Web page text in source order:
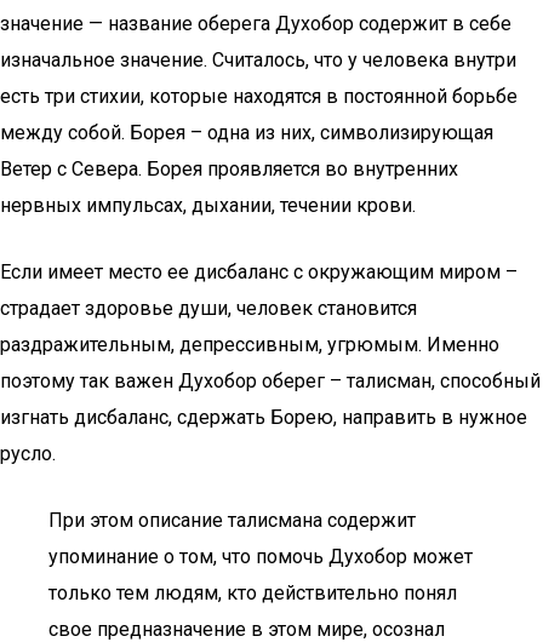
значение — название оберега Духобор содержит в себе
изначальное значение. Считалось, что у человека внутри
есть три стихии, которые находятся в постоянной борьбе
между собой. Борея – одна из них, символизирующая
Ветер с Севера. Борея проявляется во внутренних
нервных импульсах, дыхании, течении крови.
Если имеет место ее дисбаланс с окружающим миром –
страдает здоровье души, человек становится
раздражительным, депрессивным, угрюмым. Именно
поэтому так важен Духобор оберег – талисман, способный
изгнать дисбаланс, сдержать Борею, направить в нужное
русло.
При этом описание талисмана содержит
упоминание о том, что помочь Духобор может
только тем людям, кто действительно понял
свое предназначение в этом мире, осознал